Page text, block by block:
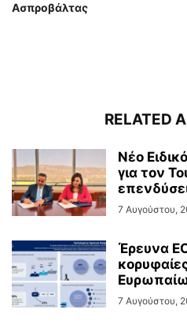
Ασπροβάλτας
RELATED
Νέο
για τον
7 Αυγούστου,
Έρευνα
7 Αυγούστου,